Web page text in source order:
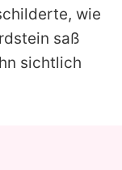
wie
saß
sichtlich